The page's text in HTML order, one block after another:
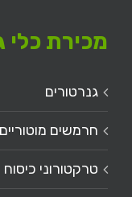
מכירת כלי
גנרטורים
חרמשים
טרקטורוני כיסוח